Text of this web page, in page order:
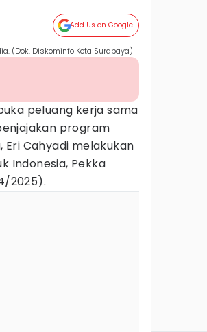
Add Us on Google
(Dok. Diskominfo Kota Surabaya)
peluang kerja sama
program
Cahyadi melakukan
Indonesia, Pekka
2025).